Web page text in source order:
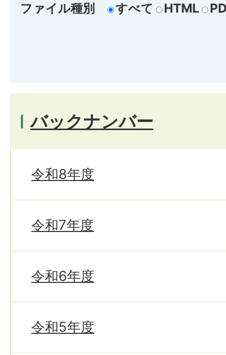
ファイル種別 すべて HTML
バックナンバー
令和8年度
令和7年度
令和6年度
令和5年度